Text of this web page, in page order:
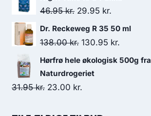
353.00 kr..
pris
78.00 kr..75.95 kr..
46.95kr. Den
oprindelige
pris
46.95 kr..
29.95 kr.
aktuelle
pris
Dr. Reckeweg R 35 50 ml
138.00kr. Den
oprindelige
pris
130.95 kr.
aktuelle
Hørfrø hele økologisk 500g fra
Naturdrogeriet
31.95kr. Den
23.00 kr.